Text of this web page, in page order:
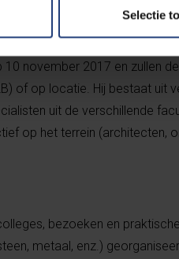
Selectie
10 november 2017 en zullen
of op locatie. Hij bestaat uit
uit de verschillende
op het terrein (architecten,
bezoeken en
metaal, enz.)